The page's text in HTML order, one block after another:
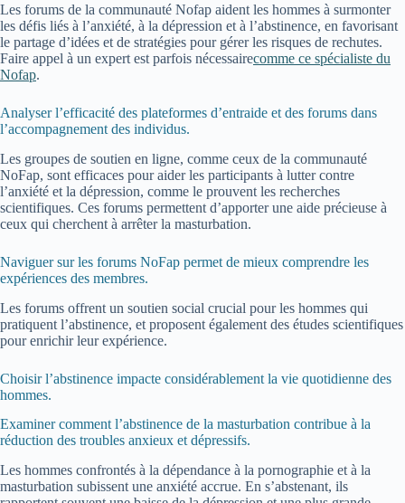
Les forums de la communauté Nofap aident les hommes à surmonter
les défis liés à l’anxiété, à la dépression et à l’abstinence, en favorisant
le partage d’idées et de stratégies pour gérer les risques de rechutes.
Faire appel à un expert est parfois nécessairecomme ce spécialiste du
Nofap.
Analyser l’efficacité des plateformes d’entraide et des forums dans
l’accompagnement des individus.
Les groupes de soutien en ligne, comme ceux de la communauté
NoFap, sont efficaces pour aider les participants à lutter contre
l’anxiété et la dépression, comme le prouvent les recherches
scientifiques. Ces forums permettent d’apporter une aide précieuse à
ceux qui cherchent à arrêter la masturbation.
Naviguer sur les forums NoFap permet de mieux comprendre les
expériences des membres.
Les forums offrent un soutien social crucial pour les hommes qui
pratiquent l’abstinence, et proposent également des études scientifiques
pour enrichir leur expérience.
Choisir l’abstinence impacte considérablement la vie quotidienne des
hommes.
Examiner comment l’abstinence de la masturbation contribue à la
réduction des troubles anxieux et dépressifs.
Les hommes confrontés à la dépendance à la pornographie et à la
masturbation subissent une anxiété accrue. En s’abstenant, ils